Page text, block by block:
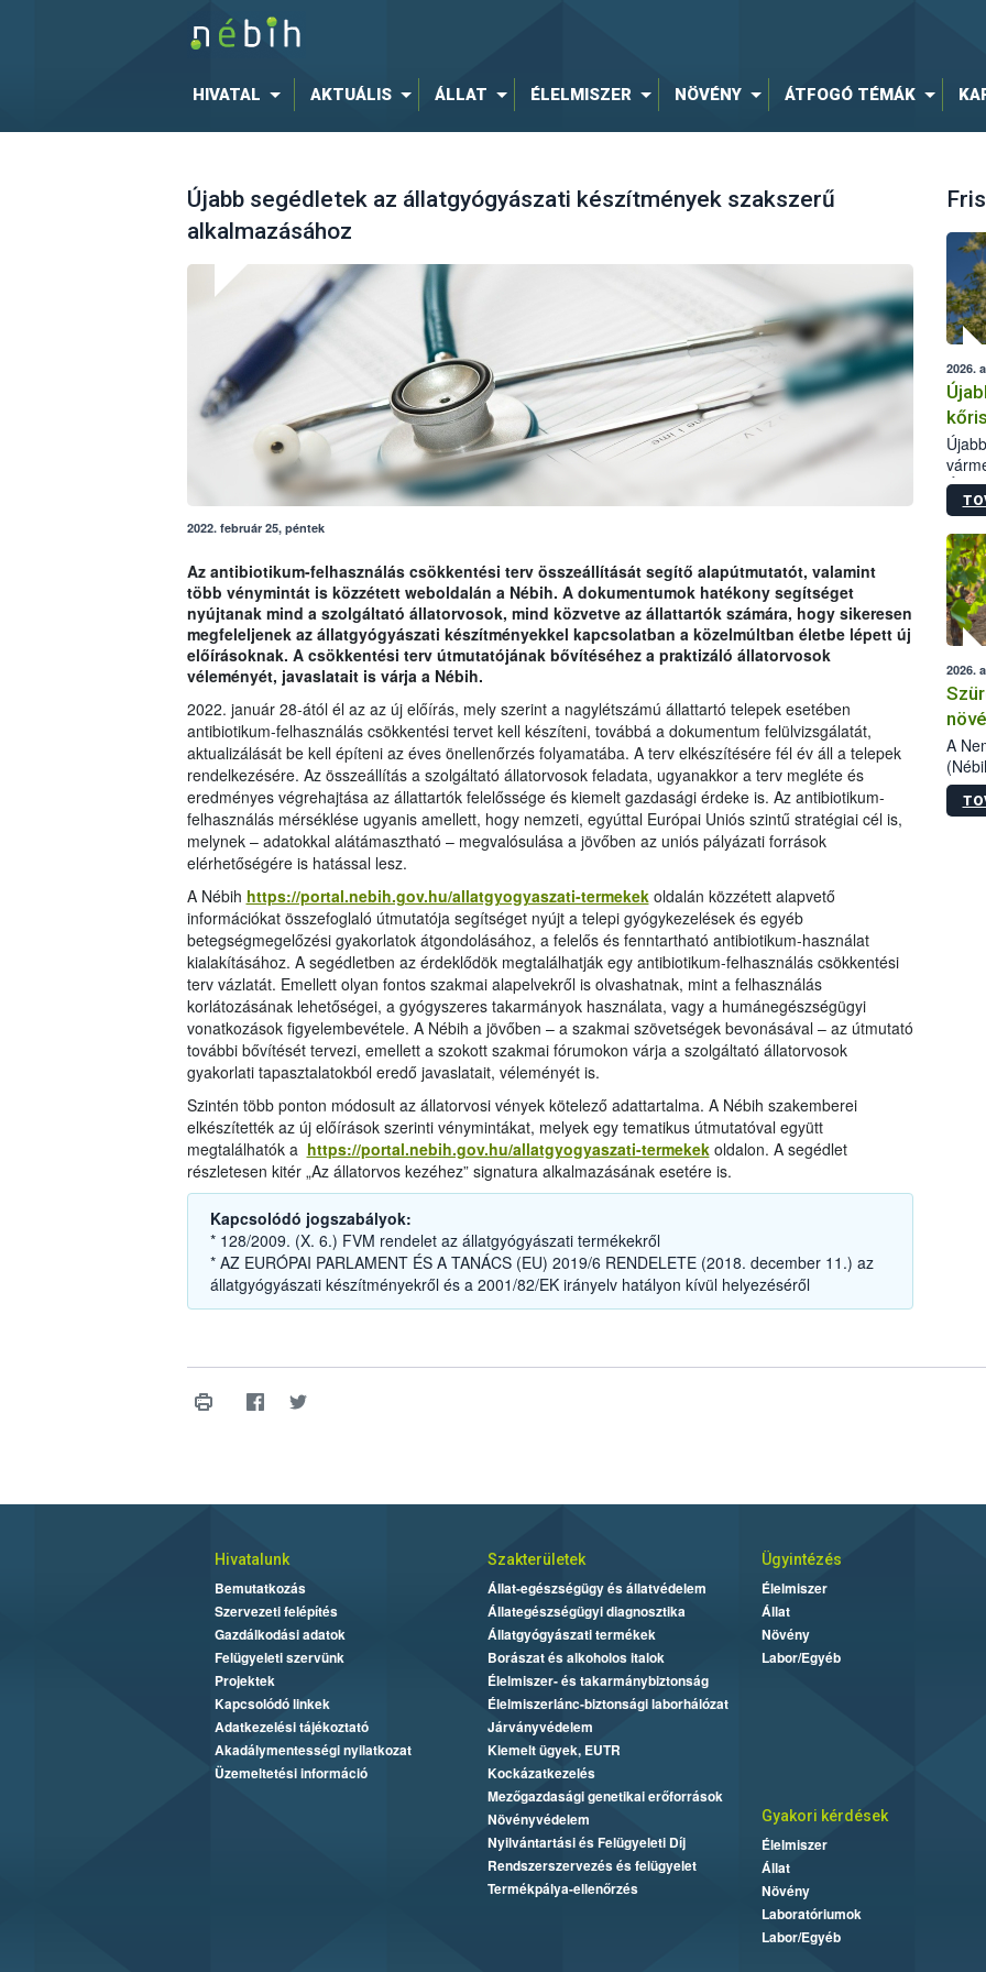
HIVATAL AKTUÁLIS ÁLLAT ÉLELMISZER NÖVÉNY ÁTFOGÓ TÉMÁK
Újabb segédletek az állatgyógyászati készítmények szakszerű
alkalmazásához
2022. február 25, péntek
Az antibiotikum-felhasználás csökkentési terv összeállítását segítő alapútmutatót, valamint
több vénymintát is közzétett weboldalán a Nébih. A dokumentumok hatékony segítséget
nyújtanak mind a szolgáltató állatorvosok, mind közvetve az állattartók számára, hogy sikeresen
megfeleljenek az állatgyógyászati készítményekkel kapcsolatban a közelmúltban életbe lépett új
előírásoknak. A csökkentési terv útmutatójának bővítéséhez a praktizáló állatorvosok
véleményét, javaslatait is várja a Nébih.
2022. január 28-ától él az az új előírás, mely szerint a nagylétszámú állattartó telepek esetében
antibiotikum-felhasználás csökkentési tervet kell készíteni, továbbá a dokumentum felülvizsgálatát,
aktualizálását be kell építeni az éves önellenőrzés folyamatába. A terv elkészítésére fél év áll a telepek
rendelkezésére. Az összeállítás a szolgáltató állatorvosok feladata, ugyanakkor a terv megléte és
eredményes végrehajtása az állattartók felelőssége és kiemelt gazdasági érdeke is. Az antibiotikum-
felhasználás mérséklése ugyanis amellett, hogy nemzeti, egyúttal Európai Uniós szintű stratégiai cél is,
melynek – adatokkal alátámasztható – megvalósulása a jövőben az uniós pályázati források
elérhetőségére is hatással lesz.
A Nébih https://portal.nebih.gov.hu/allatgyogyaszati-termekekoldalán közzétett alapvető
információkat összefoglaló útmutatója segítséget nyújt a telepi gyógykezelések és egyéb
betegségmegelőzési gyakorlatok átgondolásához, a felelős és fenntartható antibiotikum-használat
kialakításához. A segédletben az érdeklődök megtalálhatják egy antibiotikum-felhasználás csökkentési
terv vázlatát. Emellett olyan fontos szakmai alapelvekről is olvashatnak, mint a felhasználás
korlátozásának lehetőségei, a gyógyszeres takarmányok használata, vagy a humánegészségügyi
vonatkozások figyelembevétele. A Nébih a jövőben – a szakmai szövetségek bevonásával – az útmutató
további bővítését tervezi, emellett a szokott szakmai fórumokon várja a szolgáltató állatorvosok
gyakorlati tapasztalatokból eredő javaslatait, véleményét is.
Szintén több ponton módosult az állatorvosi vények kötelező adattartalma. A Nébih szakemberei
elkészítették az új előírások szerinti vénymintákat, melyek egy tematikus útmutatóval együtt
megtalálhatók a https://portal.nebih.gov.hu/allatgyogyaszati-termekekoldalon. A segédlet
részletesen kitér „Az állatorvos kezéhez” signatura alkalmazásának esetére is.
Kapcsolódó jogszabályok:
* 128/2009. (X. 6.) FVM rendelet az állatgyógyászati termékekről
* AZ EURÓPAI PARLAMENT ÉS A TANÁCS (EU) 2019/6 RENDELETE (2018. december 11.) az
állatgyógyászati készítményekről és a 2001/82/EK irányelv hatályon kívül helyezéséről
2026.
2026.
A
Hivatalunk
Bemutatkozás
Szervezeti felépítés
Gazdálkodási adatok
Felügyeleti szervünk
Projektek
Kapcsolódó linkek
Adatkezelési tájékoztató
Akadálymentességi nyilatkozat
Üzemeltetési információ
Szakterületek
Állat-egészségügy és állatvédelem
Állategészségügyi diagnosztika
Állatgyógyászati termékek
Borászat és alkoholos italok
Élelmiszer- és takarmánybiztonság
Élelmiszerlánc-biztonsági laborhálózat
Járványvédelem
Kiemelt ügyek, EUTR
Kockázatkezelés
Mezőgazdasági genetikai erőforrások
Növényvédelem
Nyilvántartási és Felügyeleti Díj
Rendszerszervezés és felügyelet
Termékpálya-ellenőrzés
Ügyintézés
Élelmiszer
Állat
Növény
Labor/Egyéb
Gyakori kérdések
Élelmiszer
Állat
Növény
Laboratóriumok
Labor/Egyéb